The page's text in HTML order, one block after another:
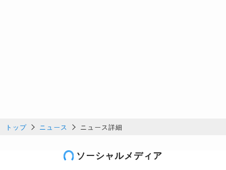
トップ ニュース ニュース詳細
ソーシャルメディア